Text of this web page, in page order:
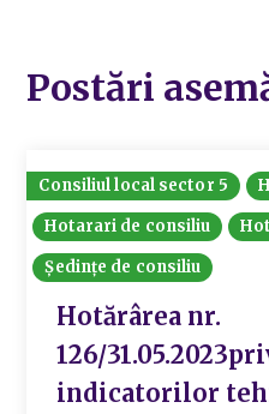
Postări
Consiliul local sector 5
Hotarari de consiliu
Ședințe de consiliu
Hotărârea nr.
126/
indicatorilor